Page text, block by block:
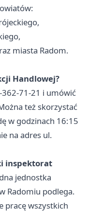
miasta Radom.
Handlowej?
71-21 i umówić
też skorzystać
w godzinach 16:15
na adres ul.
inspektorat
jednostka
Radomiu podlega.
pracę wszystkich